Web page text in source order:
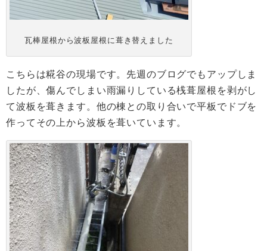
瓦棒屋根から波板屋根に葺き替えました
こちらは糀谷の現場です。先週のブログでもアップしま
したが、傷んでしまい雨漏りしている桟葺屋根を剥がし
て波板を葺きます。他の棟との取り合いで平板でドブを
作ってその上から波板を葺いています。